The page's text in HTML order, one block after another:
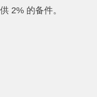
2% 的备件。